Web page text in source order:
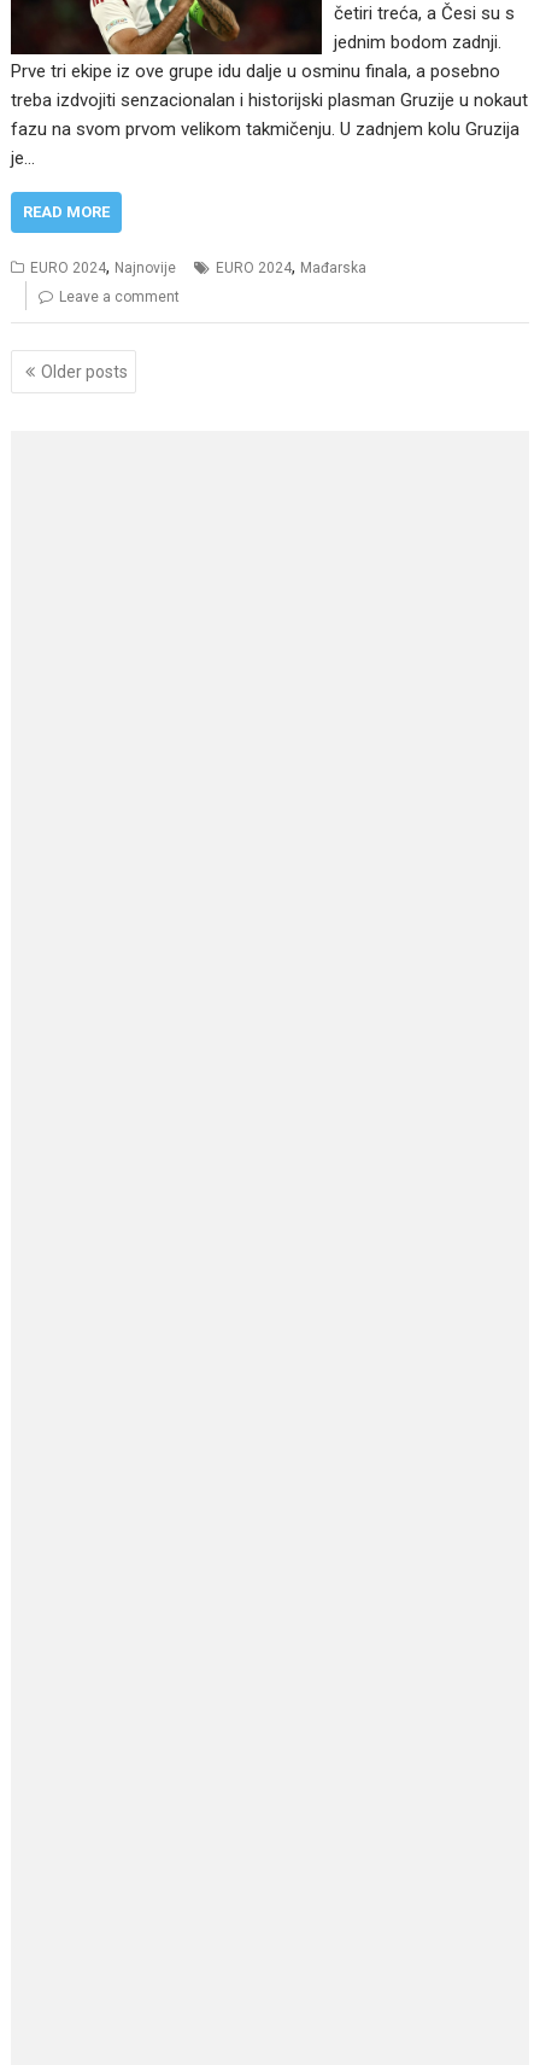
četiri treća, a Česi su s
jednim bodom zadnji.
Prve tri ekipe iz ove grupe idu dalje u osminu finala, a posebno
treba izdvojiti senzacionalan i historijski plasman Gruzije u nokaut
fazu na svom prvom velikom takmičenju. U zadnjem kolu Gruzija
je…
READ MORE
EURO 2024, Najnovije EURO 2024, Mađarska
Leave a comment
Posts
navigation
Older posts